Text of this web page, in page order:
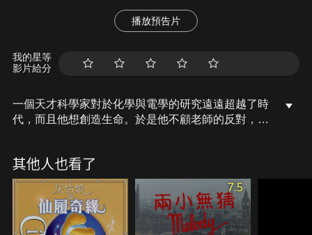
播放預告片
我的星等
影片給分
一個天才科學家對於化學與電學的研究遠遠超越了時
代，而且他想創造生命。於是他不顧老師的反對，在
成一具屍體…
其他人也看了
7.5